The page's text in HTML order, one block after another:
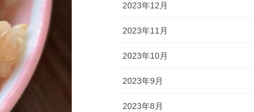
2023年12月
2023年11月
2023年10月
2023年9月
2023年8月